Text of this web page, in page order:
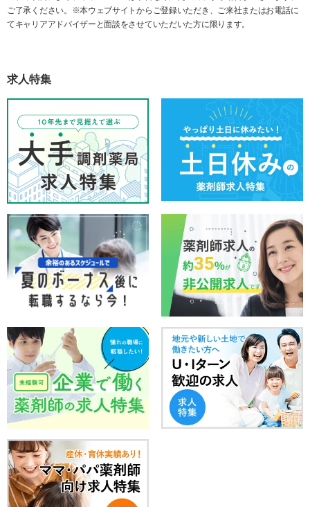
ご了承ください。※本ウェブサイトからご登録いただき、ご来社またはお電話に
てキャリアアドバイザーと面談をさせていただいた方に限ります。
求人特集